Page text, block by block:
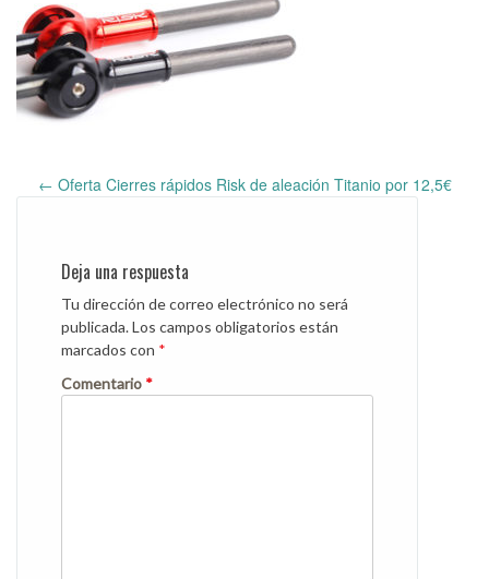
Post
← Oferta Cierres rápidos Risk de aleación Titanio por 12,5€
Deja una respuesta
Tu dirección de correo electrónico no será
publicada.Los campos obligatorios están
marcados con *
Comentario *